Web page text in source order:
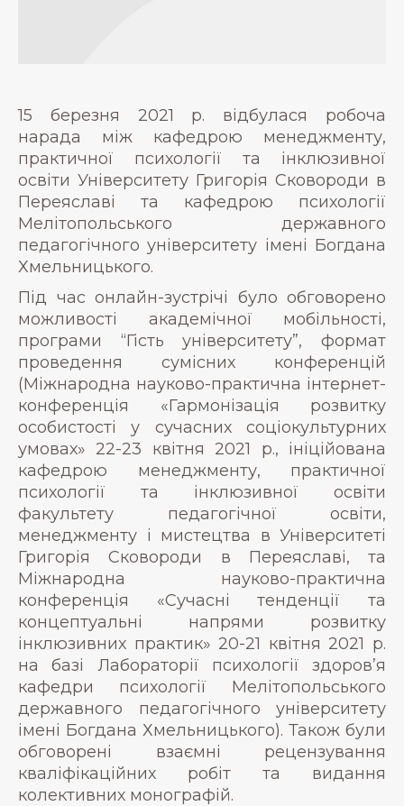
15 березня 2021 р. відбулася робоча
нарада між кафедрою менеджменту,
практичної психології та інклюзивної
освіти Університету Григорія Сковороди в
Переяславі та кафедрою психології
Мелітопольського державного
педагогічного університету імені Богдана
Хмельницького.
Під час онлайн-зустрічі було обговорено
можливості академічної мобільності,
програми “Гість університету”, формат
проведення сумісних конференцій
(Міжнародна науково-практична інтернет-
конференція «Гармонізація розвитку
особистості у сучасних соціокультурних
умовах» 22-23 квітня 2021 р., ініційована
кафедрою менеджменту, практичної
психології та інклюзивної освіти
факультету педагогічної освіти,
менеджменту і мистецтва в Університеті
Григорія Сковороди в Переяславі, та
Міжнародна науково-практична
конференція «Сучасні тенденції та
концептуальні напрями розвитку
інклюзивних практик» 20-21 квітня 2021 р.
на базі Лабораторії психології здоров’я
кафедри психології Мелітопольського
державного педагогічного університету
імені Богдана Хмельницького). Також були
обговорені взаємні рецензування
кваліфікаційних робіт та видання
колективних монографій.